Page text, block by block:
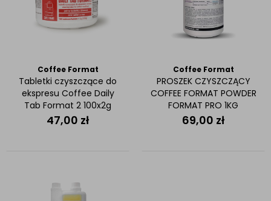
Coffee Format
Tabletki czyszczące do
ekspresu Coffee Daily
Tab Format 2 100x2g
47,00 zł
Coffee Format
PROSZEK CZYSZCZĄCY
COFFEE FORMAT POWDER
FORMAT PRO 1KG
69,00 zł